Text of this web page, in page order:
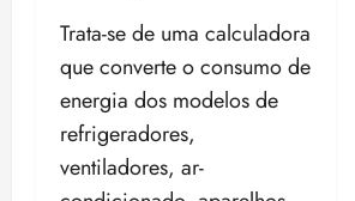
Trata-se de uma calculadora
que converte o consumo de
energia dos modelos de
refrigeradores,
ventiladores, ar-